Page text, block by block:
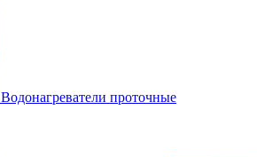
Водонагреватели проточные